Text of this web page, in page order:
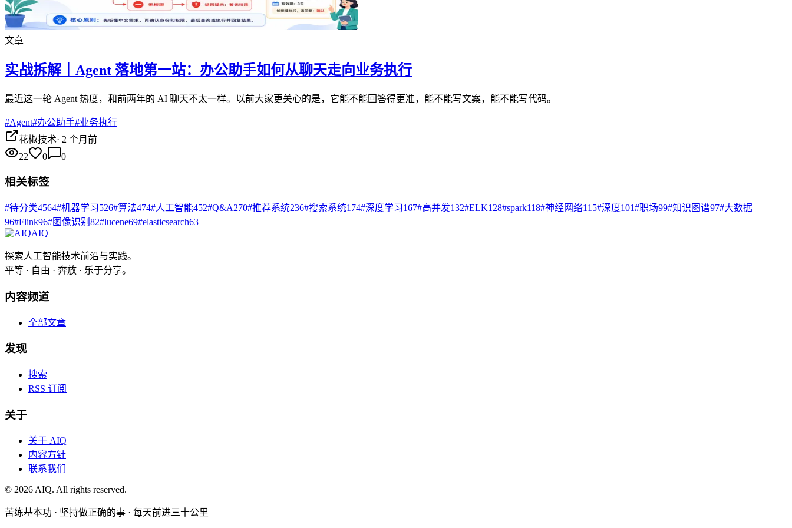
文章
实战拆解｜Agent 落地第一站：办公助手如何从聊天走向业务执行
最近这一轮 Agent 热度，和前两年的 AI 聊天不太一样。以前大家更关心的是，它能不能回答得更准，能不能写文案，能不能写代码。
#Agent#办公助手#业务执行
花椒技术· 2 个月前
22
0 0
相关标签
#待分类4564#机器学习526#算法474#人工智能452#Q&A270#推荐系统236#搜索系统174#深度学习167#高并发132#ELK128#spark118#神经网络115#深度101#职场99#知识图谱97#大数据
96#Flink96#图像识别 82#lucene69#elasticsearch63
AIQ
探索人工智能技术前沿与实践。
平等 · 自由 · 奔放 · 乐于分享。
内容频道
全部文章
发现
搜索
RSS 订阅
关于
关于 AIQ
内容方针
联系我们
© 2026AIQ. All rights reserved.
苦练基本功 · 坚持做正确的事 · 每天前进三十公里